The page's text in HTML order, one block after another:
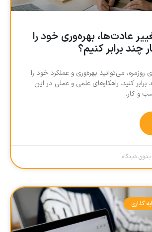
عادت‌ها، بهره‌وری خود را
چند برابر کنیم؟
روزمره، می‌توانید بهره‌وری و عملکرد خود را
کنید. راهکارهای علمی و عملی در این
و کار.
بدون دیدگاه
گذاری